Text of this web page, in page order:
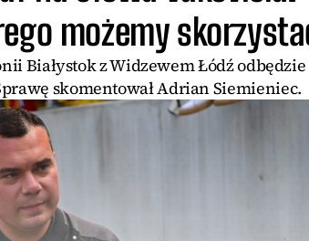
możemy
Białystok z Widzewem Łódź odbędzie
skomentował Adrian Siemieniec.